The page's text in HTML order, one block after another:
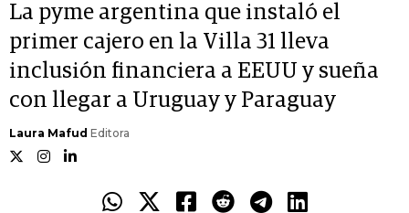
La pyme argentina que instaló el
primer cajero en la Villa 31 lleva
inclusión financiera a EEUU y sueña
con llegar a Uruguay y Paraguay
Laura Mafud Editora